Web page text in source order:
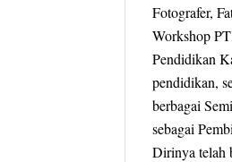
Fotografer,
Workshop
Pendidikan
pendidikan,
berbagai
sebagai
Dirinya telah